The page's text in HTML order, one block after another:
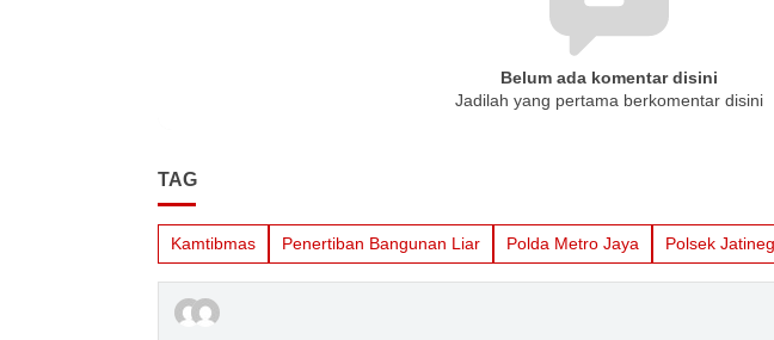
Belum ada komentar disini
Jadilah yang pertama berkomentar disini
TAG
Kamtibmas Penertiban Bangunan Liar Polda Metro Jaya Polsek